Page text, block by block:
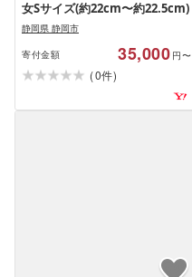
女Sサイズ(約22cm〜約22.5cm)
静岡県 静岡市
寄付金額 35,000 円〜
(0件)